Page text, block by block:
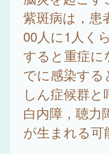
紫斑病は，患
00人に1人く
すると重症に
でに感染する
しん症候群
白内障，聴力
が生まれる可